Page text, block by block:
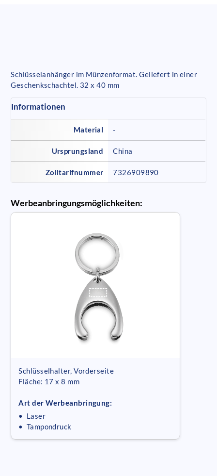
Schlüsselanhänger im Münzenformat. Geliefert in einer
Geschenkschachtel. 32 x 40 mm
Informationen
Material -
Ursprungsland China
Zolltarifnummer 7326909890
Werbeanbringungsmöglichkeiten:
Schlüsselhalter, Vorderseite
Fläche: 17 x 8 mm
Art der Werbeanbringung:
• Laser
• Tampondruck